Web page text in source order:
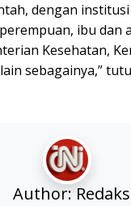
dengan
ibu dan
Kesehatan,
sebagainya,”
Author: